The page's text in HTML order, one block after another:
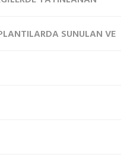
SUNULAN VE